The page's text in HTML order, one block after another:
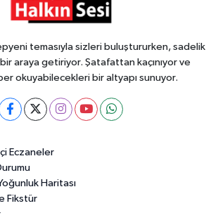
temasıyla sizleri buluştururken, sadelik
araya getiriyor. Şatafattan kaçınıyor ve
okuyabilecekleri bir altyapı sunuyor.
Eczaneler
Haritası
Fikstür